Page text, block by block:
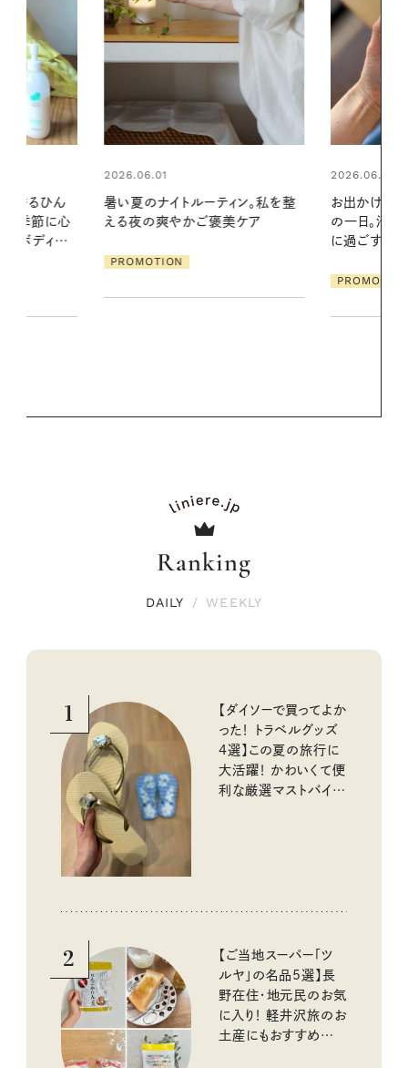
ン。私を整
ケア
2026.06.01
お出かけ前のひと手間で変わる、夏
の一日。汗ばむ季節を「ごきげん」
2026.07.21
発・ベーリングの
リーとの重
Ranking
DAILY / WEEKLY
1
【ダイソーで買ってよか
った！ トラベルグッズ
4選】この夏の旅行に
大活躍！ かわいくて便
利な厳選マストバイア
2
【ご当地スーパー「ツ
ルヤ」の名品5選】長
野在住・地元民のお気
に入り！ 軽井沢旅のお
土産にもおすすめのお